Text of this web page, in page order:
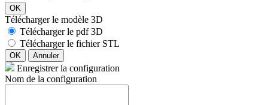
OK
Télécharger le modèle 3D
Télécharger le pdf 3D
Télécharger le fichier STL
OK Annuler
Enregistrer la configuration
Nom de la configuration